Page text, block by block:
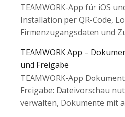
TEAMWORK-App für iOS
Installation per QR-Code,
Firmenzugangsdaten und
TEAMWORK App –
und Freigabe
TEAMWORK-App
Freigabe: Dateivorschau
verwalten, Dokumente mit